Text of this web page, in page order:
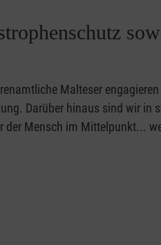
Malteser
Darüber hinaus sind wir in
der Mensch im Mittelpunkt...